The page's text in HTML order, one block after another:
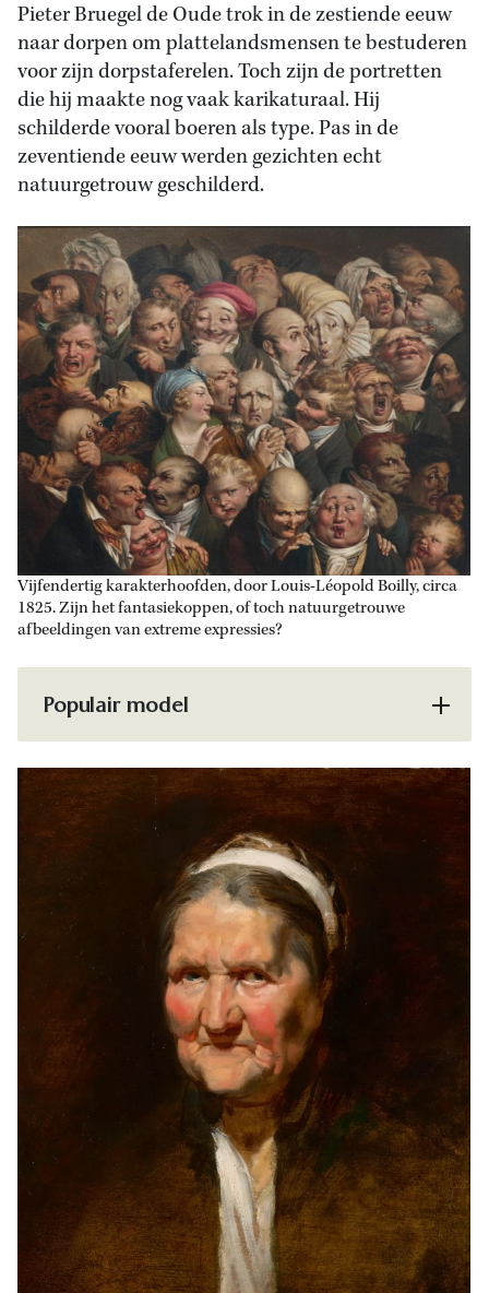
Pieter Bruegel de Oude trok in de zestiende eeuw
naar dorpen om plattelandsmensen te bestuderen
voor zijn dorpstaferelen. Toch zijn de portretten
die hij maakte nog vaak karikaturaal. Hij
schilderde vooral boeren als type. Pas in de
zeventiende eeuw werden gezichten echt
natuurgetrouw geschilderd.
Vijfendertig karakterhoofden, door Louis-Léopold Boilly, circa
1825. Zijn het fantasiekoppen, of toch natuurgetrouwe
afbeeldingen van extreme expressies?
Populair model